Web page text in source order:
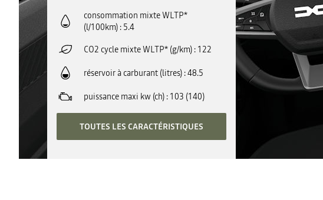
consommation mixte WLTP*
(l/100km) 5.4
CO2 cycle mixte WLTP* (g/km) 122
réservoir à carburant (litres) 48.5
puissance maxi kw (ch) 103 (140)
TOUTES LES CARACTÉRISTIQUES